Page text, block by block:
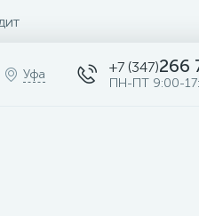
Уфа +7 (347)266
ПН-ПТ 9:00-